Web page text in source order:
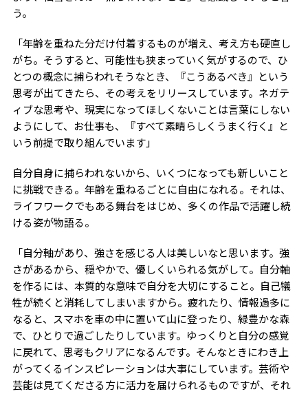
う。
「年齢を重ねた分だけ付着するものが増え、考え方も硬直し
がち。そうすると、可能性も狭まっていく気がするので、ひ
とつの概念に捕らわれそうなとき、『こうあるべき』という
思考が出てきたら、その考えをリリースしています。ネガテ
ィブな思考や、現実になってほしくないことは言葉にしない
ようにして、お仕事も、『すべて素晴らしくうまく行く』と
いう前提で取り組んでいます」
自分自身に捕らわれないから、いくつになっても新しいこと
に挑戦できる。年齢を重ねるごとに自由になれる。それは、
ライフワークでもある舞台をはじめ、多くの作品で活躍し続
ける姿が物語る。
「自分軸があり、強さを感じる人は美しいなと思います。強
さがあるから、穏やかで、優しくいられる気がして。自分軸
を作るには、本質的な意味で自分を大切にすること。自己犠
牲が続くと消耗してしまいますから。疲れたり、情報過多に
なると、スマホを車の中に置いて山に登ったり、緑豊かな森
で、ひとりで過ごしたりしています。ゆっくりと自分の感覚
に戻れて、思考もクリアになるんです。そんなときにわき上
がってくるインスピレーションは大事にしています。芸術や
芸能は見てくださる方に活力を届けられるものですが、それ